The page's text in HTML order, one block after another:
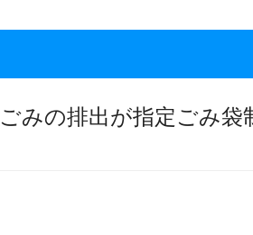
ごみの排出が指定ごみ袋